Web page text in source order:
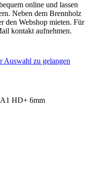
online und lassen
Neben dem Brennholz
den Webshop mieten. Für
kontakt aufnehmen.
zu gelangen
HD+ 6mm